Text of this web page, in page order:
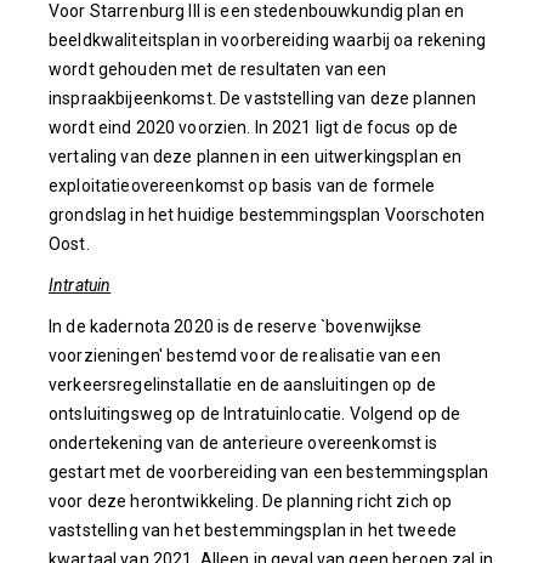
Voor Starrenburg III is een stedenbouwkundig plan en
beeldkwaliteitsplan in voorbereiding waarbij oa rekening
wordt gehouden met de resultaten van een
inspraakbijeenkomst. De vaststelling van deze plannen
wordt eind 2020 voorzien. In 2021 ligt de focus op de
vertaling van deze plannen in een uitwerkingsplan en
exploitatieovereenkomst op basis van de formele
grondslag in het huidige bestemmingsplan Voorschoten
Oost.
Intratuin
In de kadernota 2020 is de reserve `bovenwijkse
voorzieningen' bestemd voor de realisatie van een
verkeersregelinstallatie en de aansluitingen op de
ontsluitingsweg op de Intratuinlocatie. Volgend op de
ondertekening van de anterieure overeenkomst is
gestart met de voorbereiding van een bestemmingsplan
voor deze herontwikkeling. De planning richt zich op
vaststelling van het bestemmingsplan in het tweede